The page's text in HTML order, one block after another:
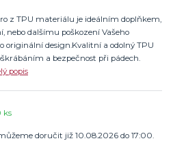
z TPU materiálu je ideálním doplňkem,
nebo dalšímu poškození Vašeho
originální design.Kvalitní a odolný TPU
a bezpečnost při pádech.
popis
ks
doručit již 10.08.2026 do 17:00.